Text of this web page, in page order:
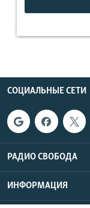
СОЦИАЛЬНЫЕ СЕТИ
РАДИО СВОБОДА
ИНФОРМАЦИЯ